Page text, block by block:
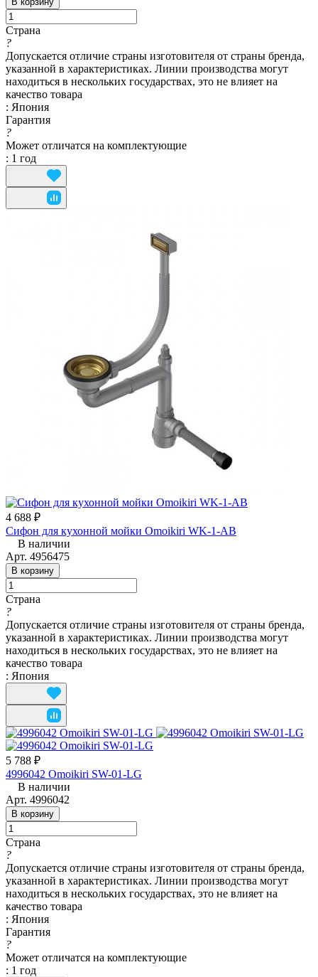
Страна
?
Допускается отличие страны изготовителя от страны бренда,
указанной в характеристиках. Линии производства могут
находиться в нескольких государствах, это не влияет на
качество товара
: Япония
Гарантия
?
Может отличатся на комплектующие
: 1 год
4 688 ₽
Сифон для кухонной мойки Omoikiri WK-1-AB
В наличии
Арт. 4956475
В корзину
Страна
?
Допускается отличие страны изготовителя от страны бренда,
указанной в характеристиках. Линии производства могут
находиться в нескольких государствах, это не влияет на
качество товара
: Япония
5 788 ₽
4996042 Omoikiri SW-01-LG
В наличии
Арт. 4996042
В корзину
Страна
?
Допускается отличие страны изготовителя от страны бренда,
указанной в характеристиках. Линии производства могут
находиться в нескольких государствах, это не влияет на
качество товара
: Япония
Гарантия
?
Может отличатся на комплектующие
: 1 год